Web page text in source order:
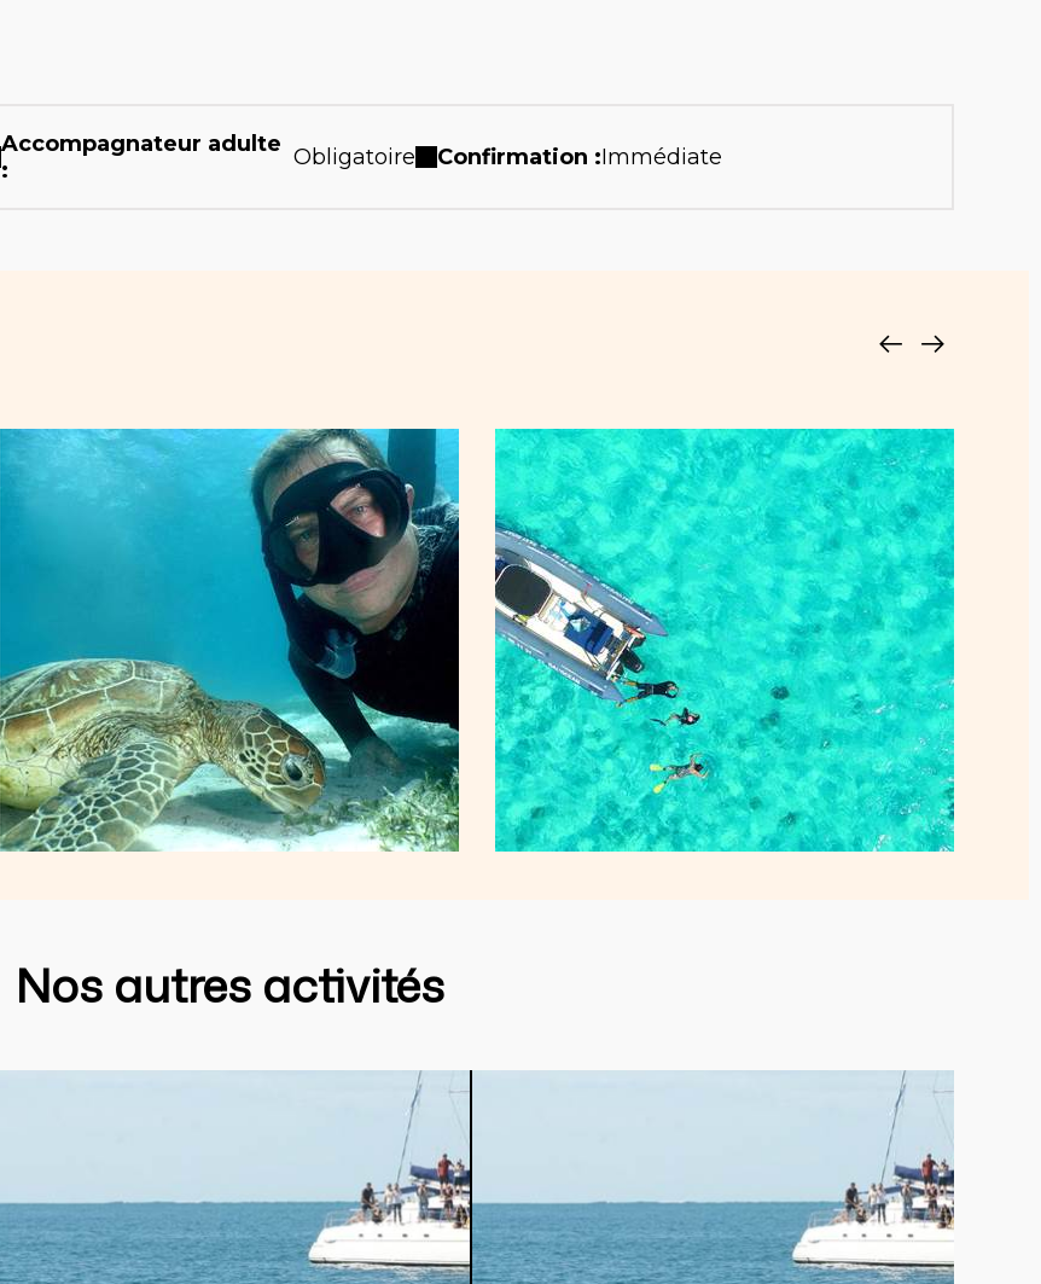
Accompagnateur adulte
:
Obligatoire Confirmation :Immédiate
Nos autres activités